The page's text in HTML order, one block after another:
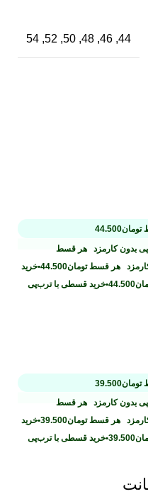
44, 46, 48, 50, 52, 54
تومان44.500
بدون کارمزد هر قسط
هر قسطتومان44.500
•خرید
44.500
•خرید قسطی با ترب‌پی
تومان39.500
بدون کارمزد هر قسط
هر قسطتومان39.500
•خرید
39.500
•خرید قسطی با ترب‌پی